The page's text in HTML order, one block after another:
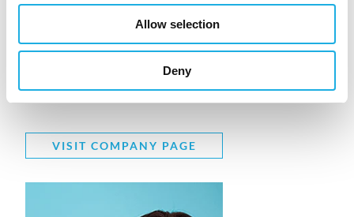
Allow selection
Deny
VISIT COMPANY PAGE